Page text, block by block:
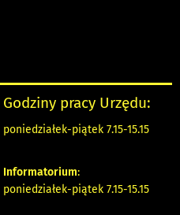
Godziny pracy Urzędu:
poniedziałek-piątek 7.15-15.15
Informatorium:
poniedziałek-piątek 7.15-15.15